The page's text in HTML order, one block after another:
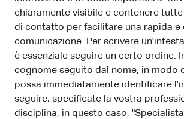
chiaramente visibile e contenere
di contatto per facilitare una rapida e
comunicazione. Per scrivere
è essenziale seguire un certo ordine.
cognome seguito dal nome, in modo
possa immediatamente identificare
seguire, specificate la vostra
disciplina, in questo caso,